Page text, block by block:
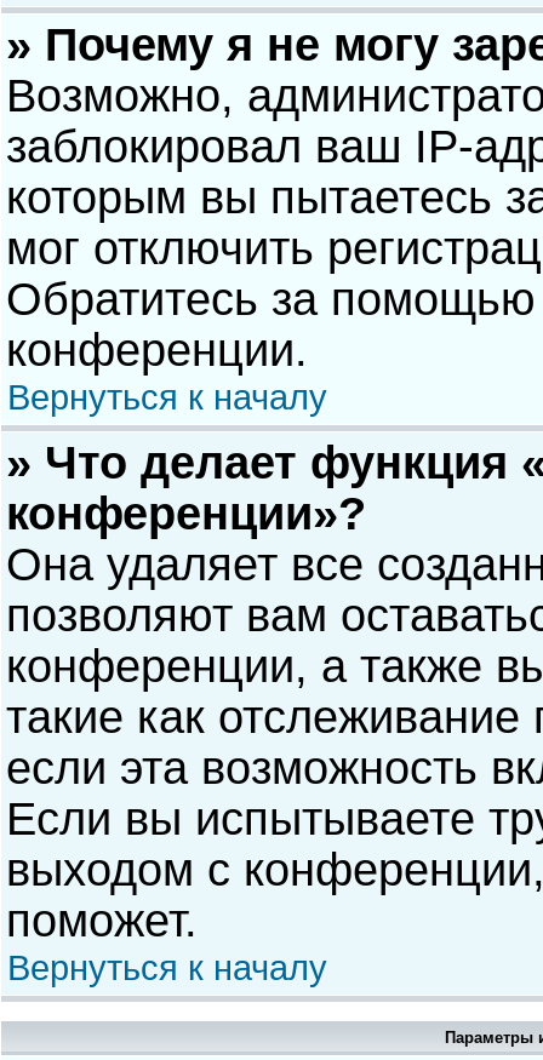
» Почему я не могу
Возможно,
заблокировал ваш IP-
которым вы пытаетесь
мог отключить
Обратитесь за помощью
конференции.
Вернуться к началу
» Что делает функция
конференции»?
Она удаляет все
позволяют вам
конференции, а также
такие как
если эта возможность
Если вы испытываете
выходом с
поможет.
Вернуться к началу
Параметры